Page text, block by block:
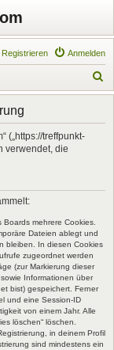
Anmelden
Registrieren
u
(„https://treffpunkt-
verwendet, die
mehrere Cookies.
Dateien ablegt und
bleiben. In diesen Cookies
zugeordnet werden
(zur Markierung dieser
Informationen über
bist) gespeichert. Ferner
und eine Session-ID
von einem Jahr. Alle
löschen“ löschen.
in deinem Profil
sind mindestens ein